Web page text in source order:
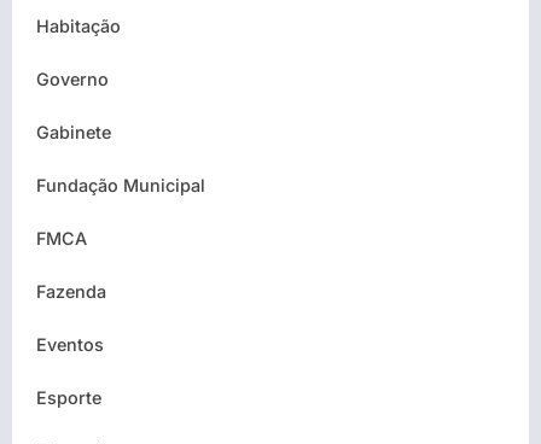
Habitação
Governo
Gabinete
Fundação Municipal
FMCA
Fazenda
Eventos
Esporte